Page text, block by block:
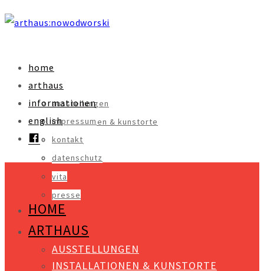
home
arthaus
ausstellungen
installationen & kunstorte
objekte
videos
vita
presse
informationen
impressum
kontakt
datenschutz
english
facebook
HOME
ARTHAUS
AUSSTELLUNGEN
INSTALLATIONEN & KUNSTORTE